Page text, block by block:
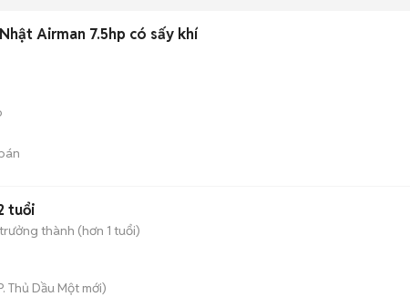
Airman 7.5hp có sấy khí
tuổi
thành (hơn 1 tuổi)
Thủ Dầu Một mới)